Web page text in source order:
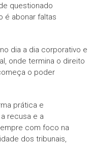
questionado
é abonar faltas
dia a dia corporativo e
onde termina o direito
o poder
prática e
recusa e a
com foco na
dos tribunais,